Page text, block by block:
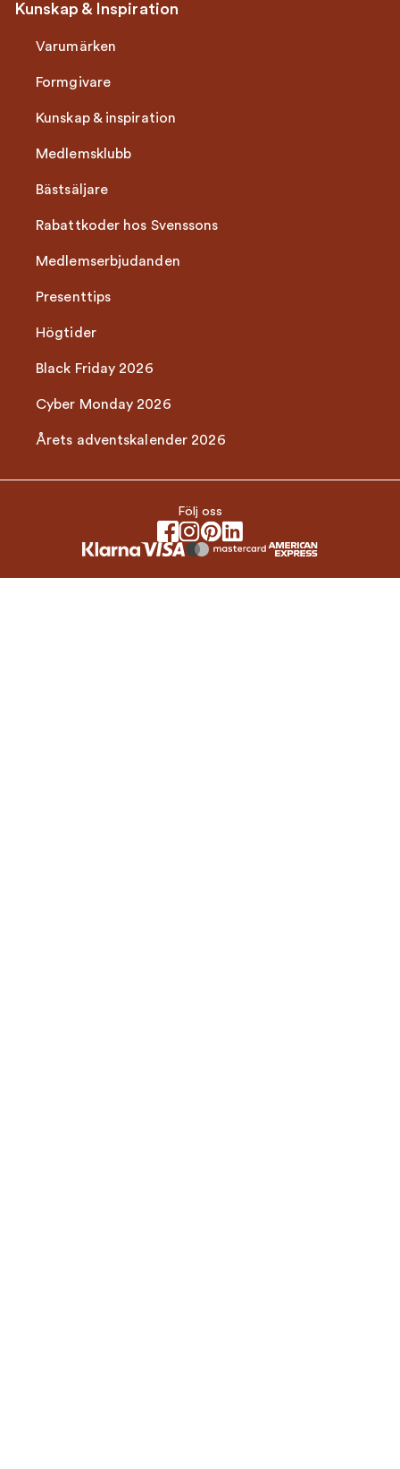
Kunskap & Inspiration
Varumärken
Formgivare
Kunskap & inspiration
Medlemsklubb
Bästsäljare
Rabattkoder hos Svenssons
Medlemserbjudanden
Presenttips
Högtider
Black Friday 2026
Cyber Monday 2026
Årets adventskalender 2026
Följ oss